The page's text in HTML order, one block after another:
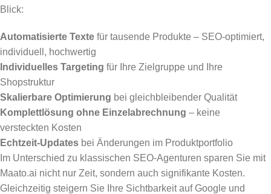
Blick:
Automatisierte Texte für tausende Produkte – SEO-optimiert,
individuell, hochwertig
Individuelles Targeting für Ihre Zielgruppe und Ihre
Shopstruktur
Skalierbare Optimierung bei gleichbleibender Qualität
Komplettlösung ohne Einzelabrechnung – keine
versteckten Kosten
Echtzeit-Updates bei Änderungen im Produktportfolio
Im Unterschied zu klassischen SEO-Agenturen sparen Sie mit
Maato.ai nicht nur Zeit, sondern auch signifikante Kosten.
Gleichzeitig steigern Sie Ihre Sichtbarkeit auf Google und